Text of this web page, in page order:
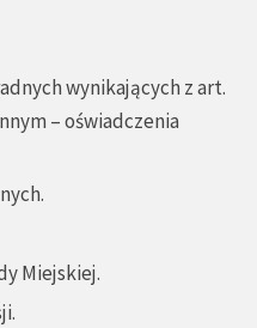
wynikających z art.
– oświadczenia
Miejskiej.